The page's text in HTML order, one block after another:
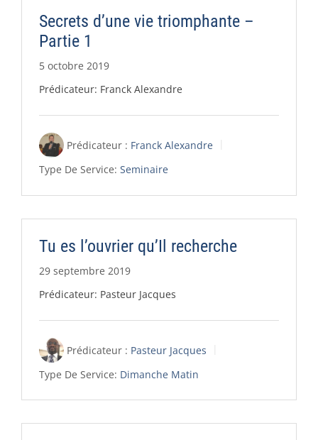
Secrets d’une vie triomphante –
Partie 1
5 octobre 2019
Prédicateur: Franck Alexandre
Prédicateur : Franck Alexandre
Type De Service: Seminaire
Tu es l’ouvrier qu’Il recherche
29 septembre 2019
Prédicateur: Pasteur Jacques
Prédicateur : Pasteur Jacques
Type De Service: Dimanche Matin